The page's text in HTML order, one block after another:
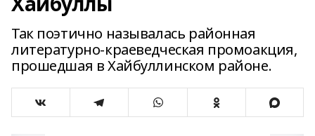
Так поэтично называлась районная
литературно-краеведческая промоакция,
прошедшая в Хайбуллинском районе.